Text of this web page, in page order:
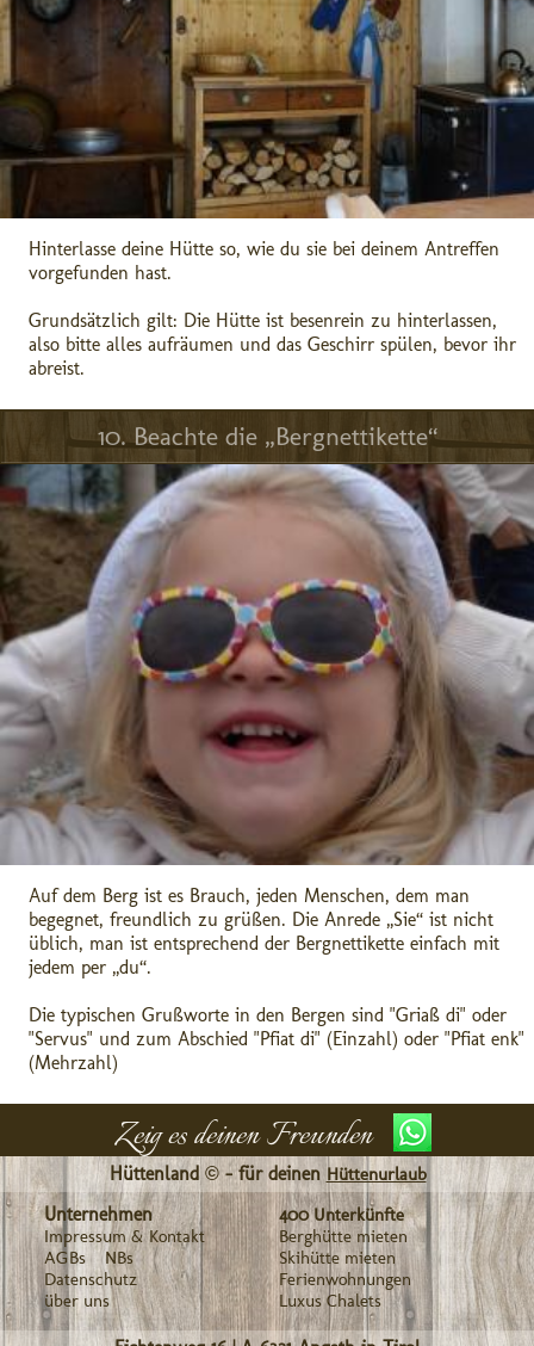
Hinterlasse deine Hütte so, wie du sie bei deinem Antreffen
vorgefunden hast.
Grundsätzlich gilt: Die Hütte ist besenrein zu hinterlassen,
also bitte alles aufräumen und das Geschirr spülen, bevor ihr
abreist.
10. Beachte die „Bergnettikette“
Auf dem Berg ist es Brauch, jeden Menschen, dem man
begegnet, freundlich zu grüßen. Die Anrede „Sie“ ist nicht
üblich, man ist entsprechend der Bergnettikette einfach mit
jedem per „du“.
Die typischen Grußworte in den Bergen sind "Griaß di" oder
"Servus" und zum Abschied "Pfiat di" (Einzahl) oder "Pfiat enk"
(Mehrzahl)
Zeig es deinen Freunden
Hüttenland © - für deinen Hüttenurlaub
Unternehmen
Impressum & Kontakt
AGBs
NBs
Datenschutz
über uns
400 Unterkünfte
Berghütte mieten
Skihütte mieten
Ferienwohnungen
Luxus Chalets